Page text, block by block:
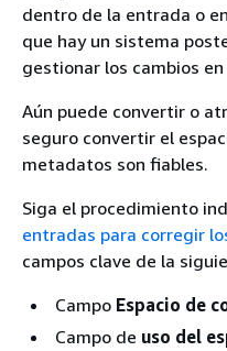
dentro de la entrada o
que hay un sistema
gestionar los cambios
Aún puede convertir o
seguro convertir el
metadatos son fiables.
Siga el procedimiento
entradas para corregir
campos clave de la
Campo Espacio de
Campo de uso del